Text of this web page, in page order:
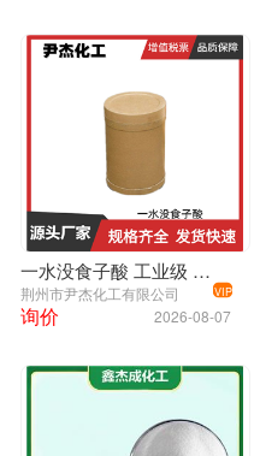
一水没食子酸 工业级 国标99% 染料 有机合成中间体 5995-86-8
荆州市尹杰化工有限公司 VIP
2026-08-07
询价